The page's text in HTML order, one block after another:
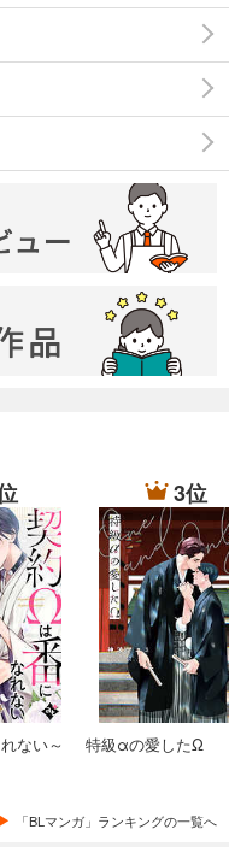
ない～
3位
特級αの愛したΩ
「BLマンガ」ランキングの一覧へ